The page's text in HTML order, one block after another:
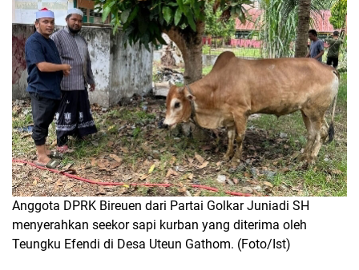
Anggota DPRK Bireuen dari Partai Golkar Juniadi SH
menyerahkan seekor sapi kurban yang diterima oleh
Teungku Efendi di Desa Uteun Gathom. (Foto/Ist)